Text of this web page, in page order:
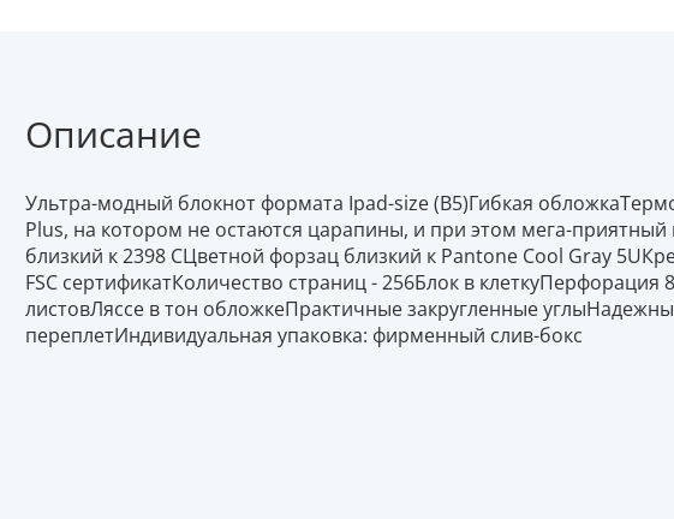
Описание
Ультра-модный блокнот формата Ipad-size (B5)Гибкая
Plus, на котором не остаются царапины, и при этом мега-
близкий к 2398 СЦветной форзац близкий к Pantone Cool Gray
FSC сертификатКоличество страниц - 256Блок в клеткуПерфорация
листовЛяссе в тон обложкеПрактичные закругленные
переплетИндивидуальная упаковка: фирменный слив-бокс